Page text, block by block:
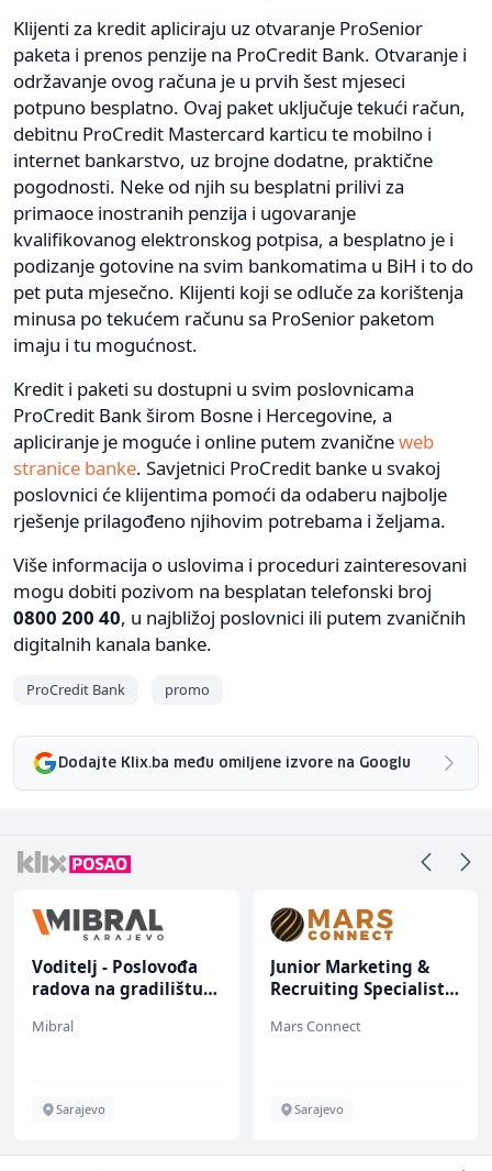
Klijenti za kredit apliciraju uz otvaranje ProSenior
paketa i prenos penzije na ProCredit Bank. Otvaranje i
održavanje ovog računa je u prvih šest mjeseci
potpuno besplatno. Ovaj paket uključuje tekući račun,
debitnu ProCredit Mastercard karticu te mobilno i
internet bankarstvo, uz brojne dodatne, praktične
pogodnosti. Neke od njih su besplatni prilivi za
primaoce inostranih penzija i ugovaranje
kvalifikovanog elektronskog potpisa, a besplatno je i
podizanje gotovine na svim bankomatima u BiH i to do
pet puta mjesečno. Klijenti koji se odluče za korištenja
minusa po tekućem računu sa ProSenior paketom
imaju i tu mogućnost.
Kredit i paketi su dostupni u svim poslovnicama
ProCredit Bank širom Bosne i Hercegovine, a
apliciranje je moguće i online putem zvaničneweb
stranice banke. Savjetnici ProCredit banke u svakoj
poslovnici će klijentima pomoći da odaberu najbolje
rješenje prilagođeno njihovim potrebama i željama.
Više informacija o uslovima i proceduri zainteresovani
mogu dobiti pozivom na besplatan telefonski broj
0800 200 40, u najbližoj poslovnici ili putem zvaničnih
digitalnih kanala banke.
ProCredit Bank promo
Dodajte Klix.ba među omiljene izvore na Googlu
Voditelj - Poslovođa
radova na gradilištu
Mibral
Sarajevo
Junior Marketing &
Recruiting Specialist
Mars Connect
Sarajevo